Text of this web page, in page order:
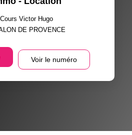
Victor Hugo
DE PROVENCE
Voir le numéro